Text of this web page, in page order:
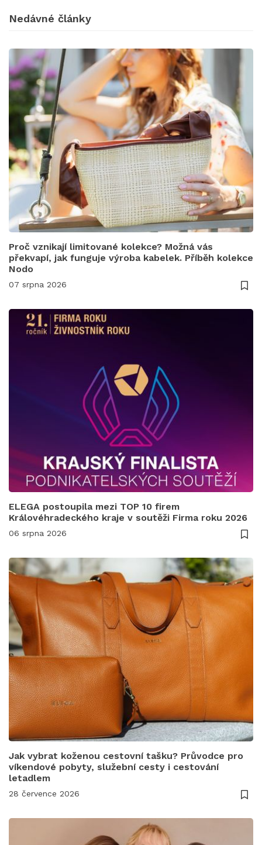
Nedávné články
Proč vznikají limitované kolekce? Možná vás
překvapí, jak funguje výroba kabelek. Příběh kolekce
Nodo
07 srpna 2026
ELEGA postoupila mezi TOP 10 firem
Královéhradeckého kraje v soutěži Firma roku 2026
06 srpna 2026
Jak vybrat koženou cestovní tašku? Průvodce pro
víkendové pobyty, služební cesty i cestování
letadlem
28 července 2026